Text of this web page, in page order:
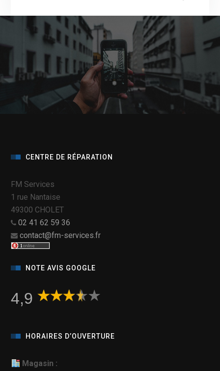
CENTRE DE RÉPARATION
FM Services
1 rue Nantaise
49300 CHOLET
02 41 62 59 36
contact@fm-services.fr
NOTE AVIS GOOGLE
4,9
HORAIRES D’OUVERTURE
Magasin :